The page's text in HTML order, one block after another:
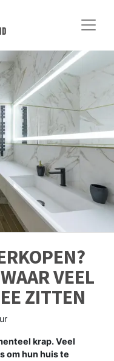
VEEL
ZITTEN
krap. Veel
om hun huis te